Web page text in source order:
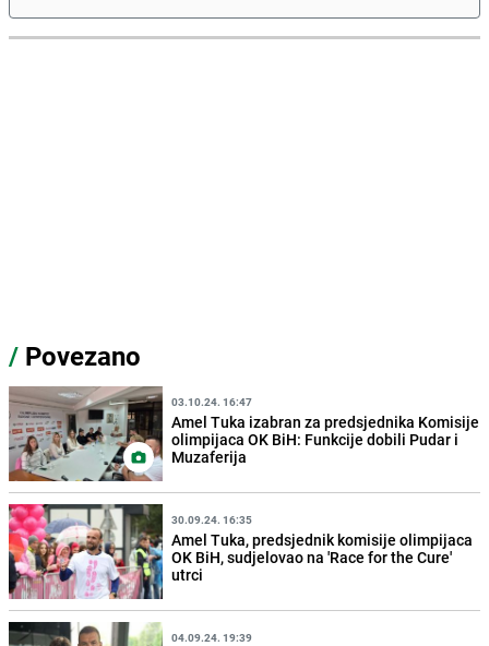
/ Povezano
03.10.24. 16:47
Amel Tuka izabran za predsjednika Komisije
olimpijaca OK BiH: Funkcije dobili Pudar i
Muzaferija
30.09.24. 16:35
Amel Tuka, predsjednik komisije olimpijaca
OK BiH, sudjelovao na 'Race for the Cure'
utrci
04.09.24. 19:39